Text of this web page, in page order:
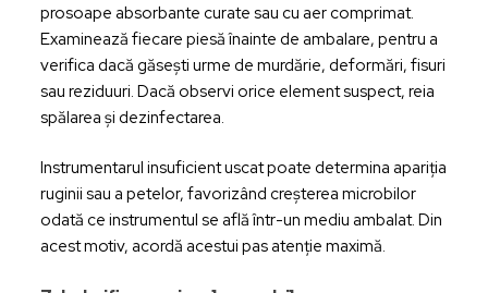
prosoape absorbante curate sau cu aer comprimat.
Examinează fiecare piesă înainte de ambalare, pentru a
verifica dacă găsești urme de murdărie, deformări, fisuri
sau reziduuri. Dacă observi orice element suspect, reia
spălarea și dezinfectarea.
Instrumentarul insuficient uscat poate determina apariția
ruginii sau a petelor, favorizând creșterea microbilor
odată ce instrumentul se află într-un mediu ambalat. Din
acest motiv, acordă acestui pas atenție maximă.